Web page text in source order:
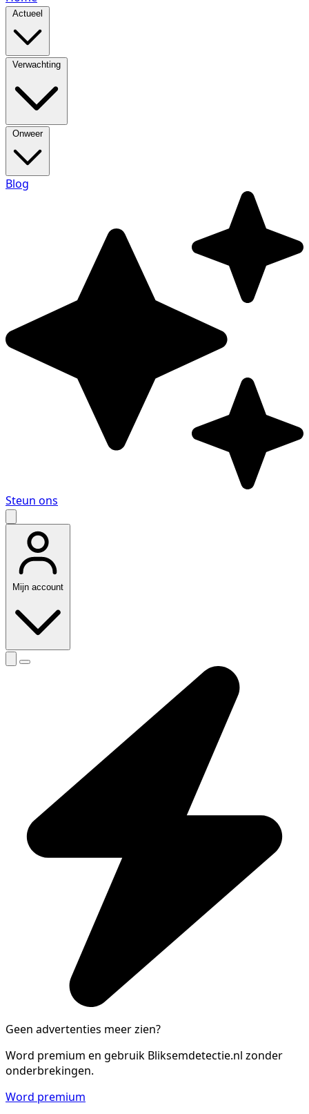
Actueel
Verwachting
Onweer
Blog
Steun ons
Mijn account
Geen advertenties meer zien?
Word premium en gebruik Bliksemdetectie.nl zonder
onderbrekingen.
Word premium